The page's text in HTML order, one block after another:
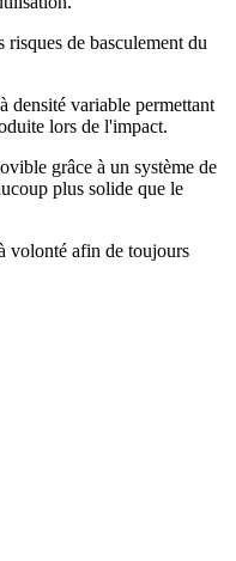
de basculement du
densité variable permettant
lors de l'impact.
grâce à un système de
plus solide que le
volonté afin de toujours